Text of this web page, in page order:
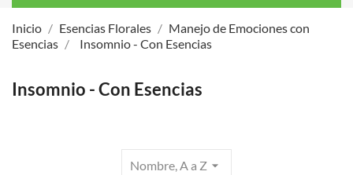
Inicio Esencias Florales
Manejo de Emociones con
Esencias
Insomnio - Con Esencias
Insomnio - Con Esencias
Nombre, A a Z arrow_drop_down